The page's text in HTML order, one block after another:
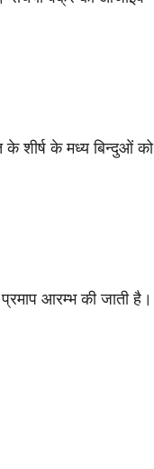
शीर्ष के मध्य बिन्दुओं को
आरम्भ की जाती है।